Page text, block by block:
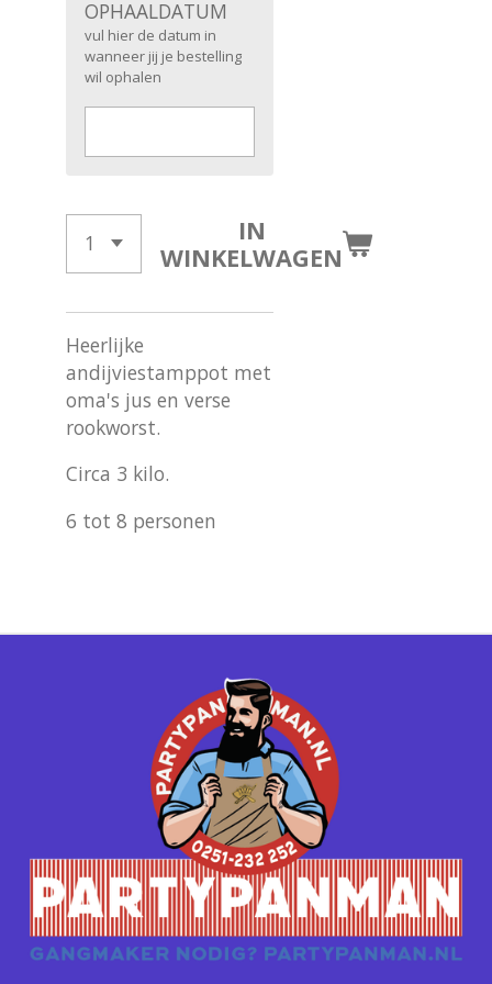
OPHAALDATUM
vul hier de datum in
wanneer jij je bestelling
wil ophalen
IN
WINKELWAGEN
Heerlijke
andijviestamppot met
oma's jus en verse
rookworst.
Circa 3 kilo.
6 tot 8 personen